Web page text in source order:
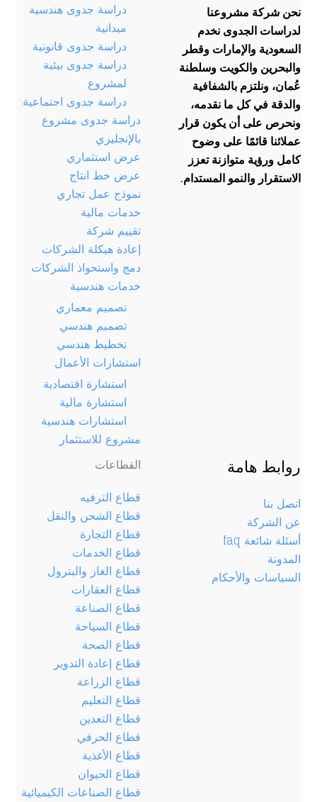
نحن شركة مشروعنا
لدراسات الجدوى نخدم
السعودية والإمارات وقطر
والبحرين والكويت وسلطنة
عُمان، ونلتزم بالشفافية
والدقة في كل ما نقدمه،
ونحرص على أن يكون قرار
عملائنا قائمًا على وضوح
كامل ورؤية متوازنة تعزز
الاستقرار والنمو المستدام.
دراسة جدوى هندسية
ميدانية
دراسة جدوى قانونية
دراسة جدوى بيئية
لمشروع
دراسة جدوى اجتماعية
دراسة جدوى مشروع
بالإنجليزي
عرض استثماري
عرض خط انتاج
نموذج عمل تجاري
خدمات مالية
تقييم شركة
إعادة هيكلة الشركات
دمج واستحواذ الشركات
خدمات هندسية
تصميم معماري
تصميم هندسي
تخطيط هندسي
استشارات الأعمال
استشارة اقتصادية
استشارة مالية
استشارات هندسية
مشروع للاستثمار
روابط هامة
اتصل بنا
عن الشركة
أسئلة شائعة faq
المدونة
السياسات والأحكام
القطاعات
قطاع الترفيه
قطاع الشحن والنقل
قطاع التجارة
قطاع الخدمات
قطاع الغاز والبترول
قطاع العقارات
قطاع الصناعة
قطاع السياحة
قطاع الصحة
قطاع إعادة التدوير
قطاع الزراعة
قطاع التعليم
قطاع التعدين
قطاع الحرفي
قطاع الأغذية
قطاع الحيوان
قطاع الصناعات الكيميائية